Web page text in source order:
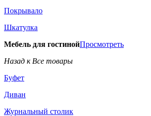
Покрывало
Шкатулка
Мебель для гостинойПросмотреть
Назад к Все товары
Буфет
Диван
Журнальный столик